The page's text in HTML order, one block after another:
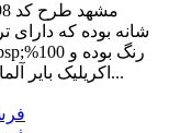
اکریلیک بایر آلمان می باشد. برای آگاهی از موجودی قالیچه و...